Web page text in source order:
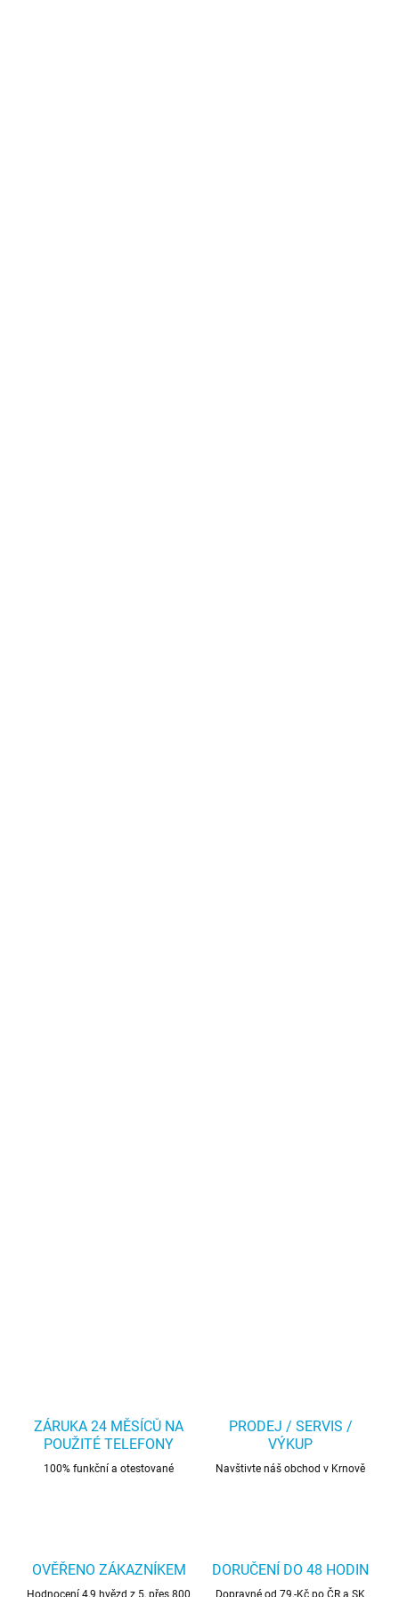
ZÁRUKA 24 MĚSÍCŮ NA
POUŽITÉ TELEFONY
100% funkční a otestované
PRODEJ / SERVIS /
VÝKUP
Navštivte náš obchod v Krnově
OVĚŘENO ZÁKAZNÍKEM
Hodnocení 4,9 hvězd z 5, přes 800
DORUČENÍ DO 48 HODIN
Dopravné od 79,-Kč po ČR a SK